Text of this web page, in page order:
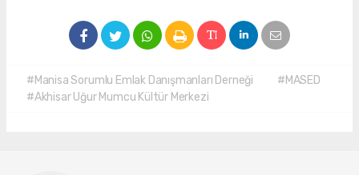
#Manisa Sorumlu Emlak Danışmanları Derneği
#MASED
#Akhisar Uğur Mumcu Kültür Merkezi